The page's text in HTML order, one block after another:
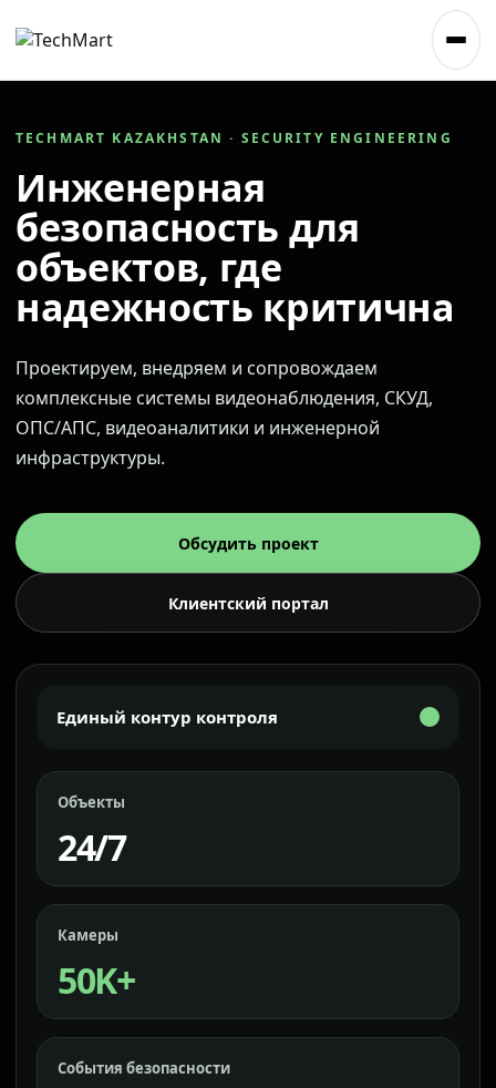
TECHMART KAZAKHSTAN · SECURITY ENGINEERING
Инженерная
безопасность для
объектов, где
надежность критична
Проектируем, внедряем и сопровождаем
комплексные системы видеонаблюдения, СКУД,
ОПС/АПС, видеоаналитики и инженерной
инфраструктуры.
Обсудить проект
Клиентский портал
Единый контур контроля
Объекты
24/7
Камеры
50K+
События безопасности